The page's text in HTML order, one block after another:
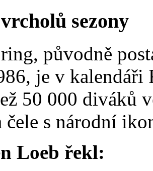
sezony
původně
je v
50 000 diváků
s národní
Loeb řekl: